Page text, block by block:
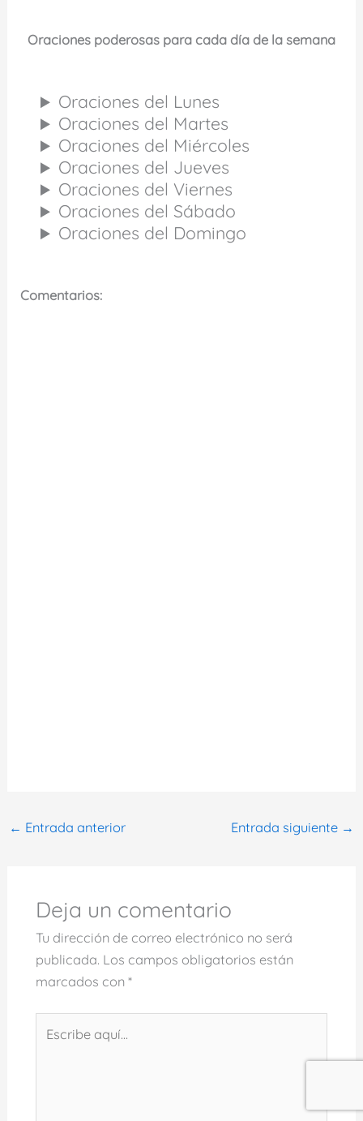
Oraciones poderosas para cada día de la semana
Oraciones del Lunes
Oraciones del Martes
Oraciones del Miércoles
Oraciones del Jueves
Oraciones del Viernes
Oraciones del Sábado
Oraciones del Domingo
Comentarios:
← Entrada anterior Entrada siguiente →
Deja un comentario
Tu dirección de correo electrónico no será
publicada. Los campos obligatorios están
marcados con *